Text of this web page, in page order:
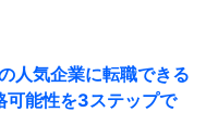
人気企業に転職できる
可能性を3ステップで